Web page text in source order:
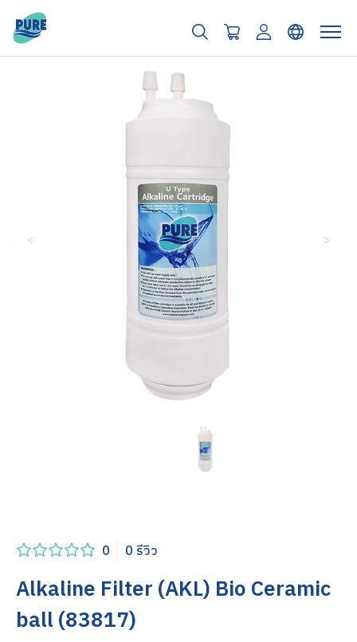
0 0 รีวิว
Alkaline Filter (AKL) Bio Ceramic
ball (83817)